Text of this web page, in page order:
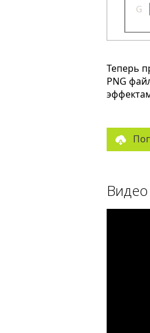
Теперь
PNG
Видео